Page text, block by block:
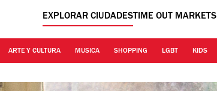
EXPLORAR CIUDADESTIME OUT MARKETS
ARTE Y CULTURA MUSICA SHOPPING LGBT KIDS